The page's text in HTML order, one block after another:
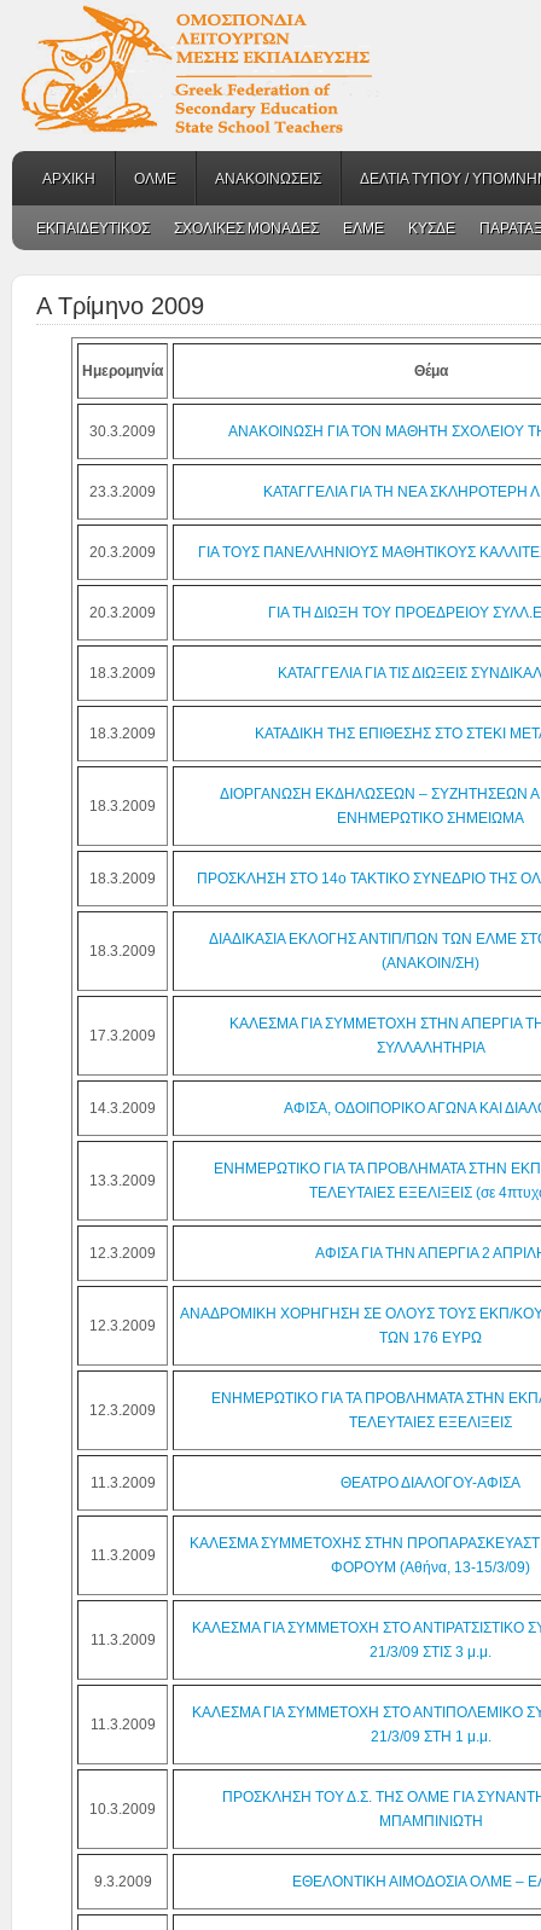
ΑΡΧΙΚΗ ΟΛΜΕ ΑΝΑΚΟΙΝΩΣΕΙΣ ΔΕΛΤΙΑ ΤΥΠΟΥ /
ΕΚΠΑΙΔΕΥΤΙΚΟΣ ΣΧΟΛΙΚΕΣ ΜΟΝΑΔΕΣ ΕΛΜΕ ΚΥΣΔΕ
Α Τρίμηνο 2009
Ημερομηνία Θέμα
30.3.2009 ΑΝΑΚΟΙΝΩΣΗ ΓΙΑ ΤΟΝ ΜΑΘΗΤΗ ΣΧΟΛΕΙΟΥ
23.3.2009 ΚΑΤΑΓΓΕΛΙΑ ΓΙΑ ΤΗ ΝΕΑ ΣΚΛΗΡΟΤΕΡΗ
20.3.2009 ΓΙΑ ΤΟΥΣ ΠΑΝΕΛΛΗΝΙΟΥΣ ΜΑΘΗΤΙΚΟΥΣ
20.3.2009 ΓΙΑ ΤΗ ΔΙΩΞΗ ΤΟΥ ΠΡΟΕΔΡΕΙΟΥ
18.3.2009 ΚΑΤΑΓΓΕΛΙΑ ΓΙΑ ΤΙΣ ΔΙΩΞΕΙΣ
18.3.2009 ΚΑΤΑΔΙΚΗ ΤΗΣ ΕΠΙΘΕΣΗΣ ΣΤΟ ΣΤΕΚΙ
18.3.2009
ΔΙΟΡΓΑΝΩΣΗ ΕΚΔΗΛΩΣΕΩΝ – ΣΥΖΗΤΗΣΕΩΝ
ΕΝΗΜΕΡΩΤΙΚΟ ΣΗΜΕΙΩΜΑ
18.3.2009 ΠΡΟΣΚΛΗΣΗ ΣΤΟ 14ο ΤΑΚΤΙΚΟ ΣΥΝΕΔΡΙΟ ΤΗΣ
18.3.2009
ΔΙΑΔΙΚΑΣΙΑ ΕΚΛΟΓΗΣ ΑΝΤΙΠ/ΠΩΝ ΤΩΝ ΕΛΜΕ
(ΑΝΑΚΟΙΝ/ΣΗ)
17.3.2009
ΚΑΛΕΣΜΑ ΓΙΑ ΣΥΜΜΕΤΟΧΗ ΣΤΗΝ ΑΠΕΡΓΙΑ
ΣΥΛΛΑΛΗΤΗΡΙΑ
14.3.2009 ΑΦΙΣΑ, ΟΔΟΙΠΟΡΙΚΟ ΑΓΩΝΑ ΚΑΙ
13.3.2009
ΕΝΗΜΕΡΩΤΙΚΟ ΓΙΑ ΤΑ ΠΡΟΒΛΗΜΑΤΑ ΣΤΗΝ
ΤΕΛΕΥΤΑΙΕΣ ΕΞΕΛΙΞΕΙΣ (σε
12.3.2009 ΑΦΙΣΑ ΓΙΑ ΤΗΝ ΑΠΕΡΓΙΑ 2
12.3.2009
ΑΝΑΔΡΟΜΙΚΗ ΧΟΡΗΓΗΣΗ ΣΕ ΟΛΟΥΣ ΤΟΥΣ ΕΚΠ/
ΤΩΝ 176 ΕΥΡΩ
12.3.2009
ΕΝΗΜΕΡΩΤΙΚΟ ΓΙΑ ΤΑ ΠΡΟΒΛΗΜΑΤΑ ΣΤΗΝ
ΤΕΛΕΥΤΑΙΕΣ ΕΞΕΛΙΞΕΙΣ
11.3.2009 ΘΕΑΤΡΟ ΔΙΑΛΟΓΟΥ-ΑΦΙΣΑ
11.3.2009
ΚΑΛΕΣΜΑ ΣΥΜΜΕΤΟΧΗΣ ΣΤΗΝ
ΦΟΡΟΥΜ (Αθήνα, 13-15/3/09)
11.3.2009
ΚΑΛΕΣΜΑ ΓΙΑ ΣΥΜΜΕΤΟΧΗ ΣΤΟ ΑΝΤΙΡΑΤΣΙΣΤΙΚΟ
21/3/09 ΣΤΙΣ 3 μ.μ.
11.3.2009
ΚΑΛΕΣΜΑ ΓΙΑ ΣΥΜΜΕΤΟΧΗ ΣΤΟ ΑΝΤΙΠΟΛΕΜΙΚΟ
21/3/09 ΣΤΗ 1 μ.μ.
10.3.2009
ΠΡΟΣΚΛΗΣΗ ΤΟΥ Δ.Σ. ΤΗΣ ΟΛΜΕ ΓΙΑ
ΜΠΑΜΠΙΝΙΩΤΗ
9.3.2009 ΕΘΕΛΟΝΤΙΚΗ ΑΙΜΟΔΟΣΙΑ ΟΛΜΕ –